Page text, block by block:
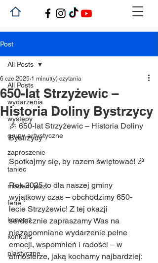
Post
All Posts
wydarzenia
występy
grupy artystyczne
zaproszenie
taniec
modern jazz
ferie
koncert
konkurs
plastyczne
All Posts
650-lat Strzyżewic –
Historia Doliny Bystrzycy
6 cze 2025 1 minut(y) czytania
🎉 650-lat Strzyżewic – Historia Doliny
Bystrzycy
Spotkajmy się, by razem świętować! 🎉
Rok 2025 to dla naszej gminy
wyjątkowy czas – obchodzimy 650-
lecie Strzyżewic! Z tej okazji
serdecznie zapraszamy Was na
niezapomniane wydarzenie pełne
emocji, wspomnień i radości – w
atmosferze, jaką kochamy najbardziej: